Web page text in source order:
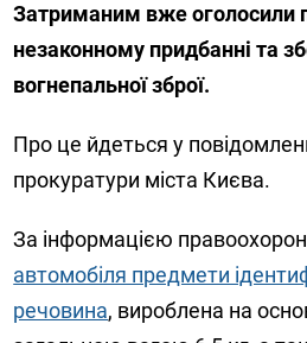
Затриманим вже оголосили
незаконному придбанні та
вогнепальної зброї.
Про це йдеться у
прокуратури міста Києва.
За інформацією
автомобіля предмети
речовина, вироблена на